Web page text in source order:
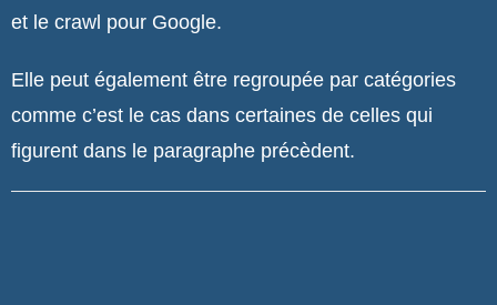
et le crawl pour Google.
Elle peut également être regroupée par catégories
comme c’est le cas dans certaines de celles qui
figurent dans le paragraphe précèdent.